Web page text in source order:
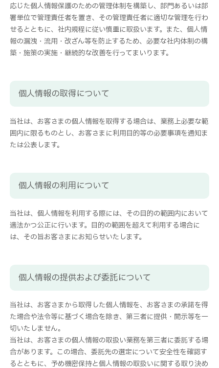
応じた個人情報保護のための管理体制を構築し、部門あるいは部
署単位で管理責任者を置き、その管理責任者に適切な管理を行わ
せるとともに、社内規程に従い慎重に取扱います。また、個人情
報の漏洩・流用・改ざん等を防止するため、必要な社内体制の構
築・施策の実施・継続的な改善を行ってまいります。
個人情報の取得について
当社は、お客さまの個人情報を取得する場合は、業務上必要な範
囲内に限るものとし、お客さまに利用目的等の必要事項を通知ま
たは公表します。
個人情報の利用について
当社は、個人情報を利用する際には、その目的の範囲内において
適法かつ公正に行います。目的の範囲を超えて利用する場合に
は、その旨お客さまにお知らせいたします。
個人情報の提供および委託について
当社は、お客さまから取得した個人情報を、お客さまの承諾を得
た場合や法令等に基づく場合を除き、第三者に提供・開示等を一
切いたしません。
当社は、お客さまの個人情報の取扱い業務を第三者に委託する場
合があります。この場合、委託先の選定について安全性を確認す
るとともに、予め機密保持と個人情報の取扱いに関する取り決め